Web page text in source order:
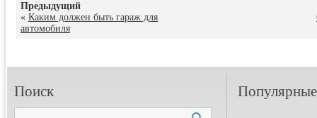
Предыдущий
« Каким должен быть гараж для
автомобиля
Поиск Популярные